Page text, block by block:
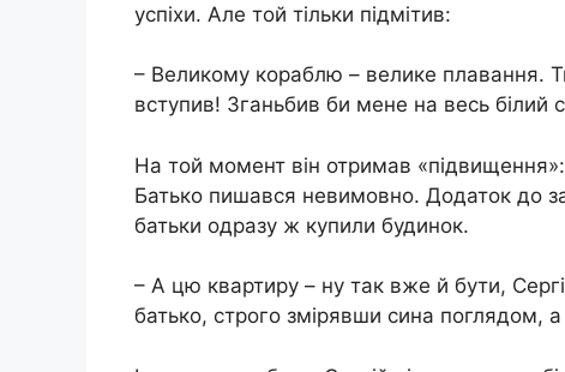
успіхи. Але той тільки підмітив:
– Великому кораблю – велике плавання.
вступив! Зганьбив би мене на весь білий
На той момент він отримав
Батько пишався невимовно. Додаток до
батьки одразу ж купили будинок.
– А цю квартиру – ну так вже й бути,
батько, строго змірявши сина поглядом,